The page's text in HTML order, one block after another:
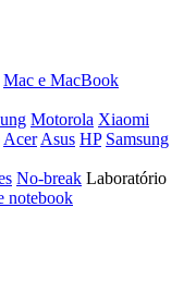
Mac e MacBook
Motorola Xiaomi
Acer Asus HP Samsung
No-break Laboratório
notebook